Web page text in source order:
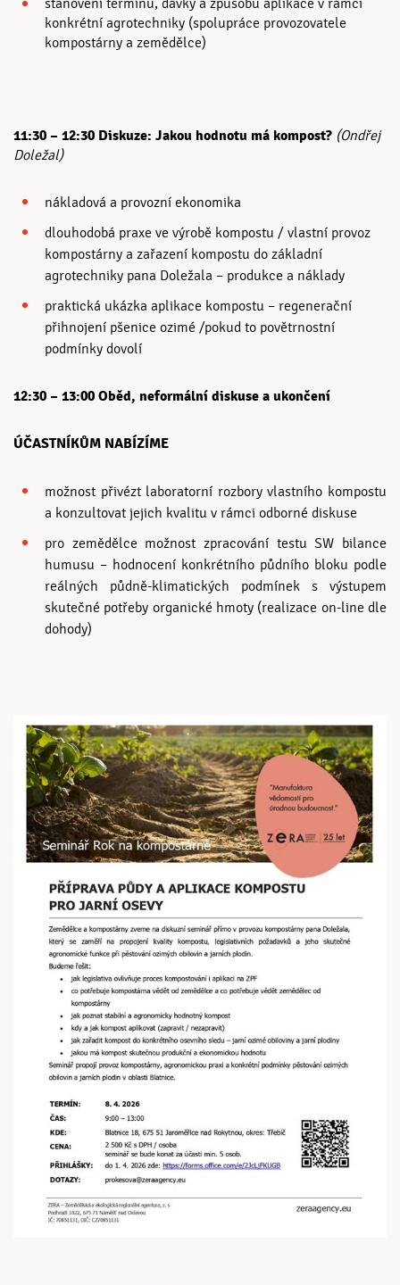
stanovení termínu, dávky a způsobu aplikace v rámci
konkrétní agrotechniky (spolupráce provozovatele
kompostárny a zemědělce)
11:30 – 12:30 Diskuze: Jakou hodnotu má kompost? (Ondřej
Doležal)
nákladová a provozní ekonomika
dlouhodobá praxe ve výrobě kompostu / vlastní provoz
kompostárny a zařazení kompostu do základní
agrotechniky pana Doležala – produkce a náklady
praktická ukázka aplikace kompostu – regenerační
přihnojení pšenice ozimé /pokud to povětrnostní
podmínky dovolí
12:30 – 13:00 Oběd, neformální diskuse a ukončení
ÚČASTNÍKŮM NABÍZÍME
možnost přivézt laboratorní rozbory vlastního kompostu
a konzultovat jejich kvalitu v rámci odborné diskuse
pro zemědělce možnost zpracování testu SW bilance
humusu – hodnocení konkrétního půdního bloku podle
reálných půdně-klimatických podmínek s výstupem
skutečné potřeby organické hmoty (realizace on-line dle
dohody)